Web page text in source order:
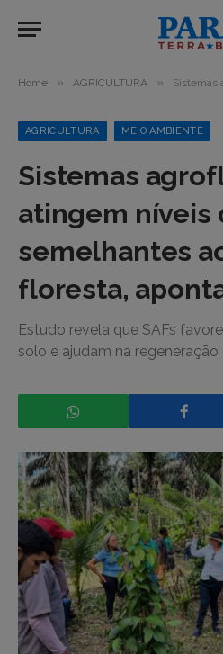
Home » AGRICULTURA » Sistemas
AGRICULTURA MEIO AMBIENTE
Sistemas
atingem níveis
semelhantes
floresta,
Estudo revela que SAFs
solo e ajudam na